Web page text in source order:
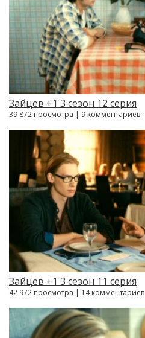
Зайцев +1 3 сезон 12 серия
39 872 просмотра | 9 комментариев
Зайцев +1 3 сезон 11 серия
42 972 просмотра | 14 комментариев